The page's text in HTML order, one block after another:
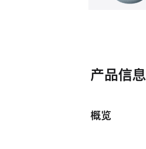
产品信息
概览